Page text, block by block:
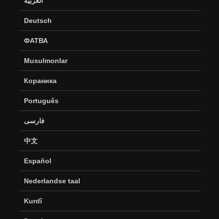
Deutsch
ФАТВА
Musulmonlar
Кораника
Português
فارسی
中文
Español
Nederlandse taal
Kurdî